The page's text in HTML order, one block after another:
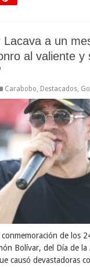
Lacava a un
al valiente y
Carabobo Destacados
de los
Bolívar, del Día de la
causó devastadoras